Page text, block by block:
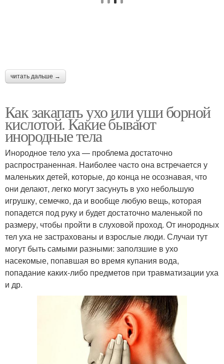
читать дальше →
Как закапать ухо или уши борной
кислотой. Какие бывают
инородные тела
Инородное тело уха — проблема достаточно
распространенная. Наиболее часто она встречается у
маленьких детей, которые, до конца не осознавая, что
они делают, легко могут засунуть в ухо небольшую
игрушку, семечко, да и вообще любую вещь, которая
попадется под руку и будет достаточно маленькой по
размеру, чтобы пройти в слуховой проход. От инородных
тел уха не застрахованы и взрослые люди. Случаи тут
могут быть самыми разными: заползшие в ухо
насекомые, попавшая во время купания вода,
попадание каких-либо предметов при травматизации уха
и др.